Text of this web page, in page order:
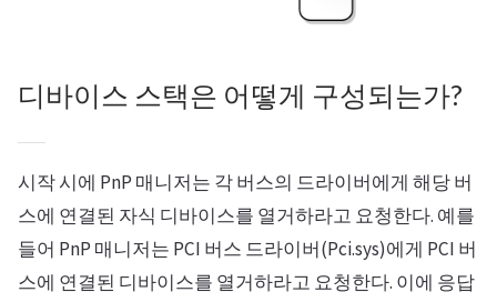
디바이스 스택은 어떻게 구성되는가?
시작 시에 PnP 매니저는 각 버스의 드라이버에게 해당 버
스에 연결된 자식 디바이스를 열거하라고 요청한다. 예를
들어 PnP 매니저는 PCI 버스 드라이버(Pci.sys)에게 PCI 버
스에 연결된 디바이스를 열거하라고 요청한다. 이에 응답